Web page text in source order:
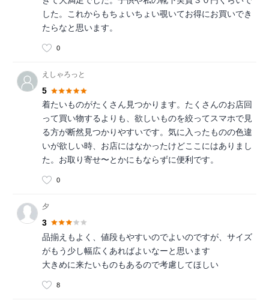
した。これからもちょいちょい覗いてお得にお買いでき
たらなと思います。
0
えしゃろっと
5
着たいものがたくさん見つかります。たくさんのお店回
って買い物するよりも、欲しいものを絞ってスマホで見
る方が断然見つかりやすいです。気に入ったものの色違
いが欲しい時、お店にはなかったけどここにはありまし
た。お取り寄せ〜とかにもならずに便利です。
0
夕
3
品揃えもよく、値段もやすいのでよいのですが、サイズ
がもう少し幅広くあればよいなーと思います
大きめに来たいものもあるので考慮してほしい
8